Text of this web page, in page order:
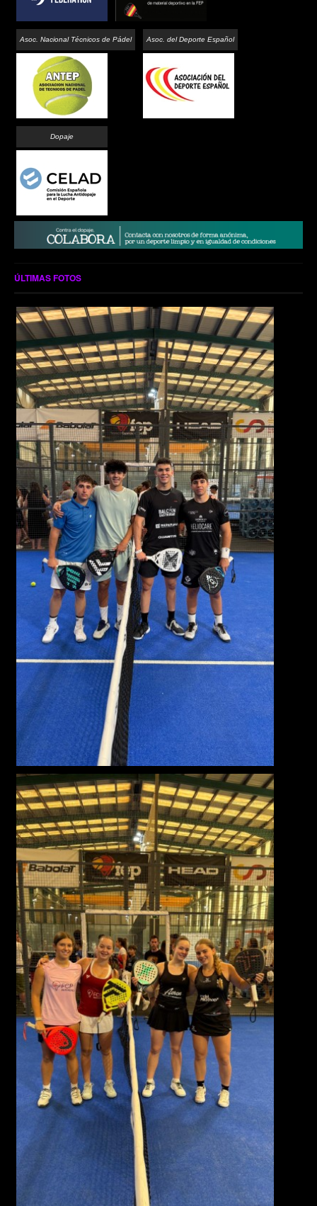
Asoc. Nacional Técnicos de Pádel Asoc. del Deporte Español
Dopaje
ÚLTIMAS FOTOS